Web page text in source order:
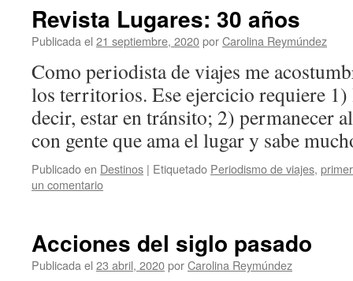
Revista Lugares: 30 años
Publicada el 21 septiembre, 2020porCarolina Reymúndez
Como periodista de viajes me
los territorios. Ese ejercicio requiere 1)
decir, estar en tránsito; 2) permanecer
con gente que ama el lugar y sabe
Publicado en Destinos | Etiquetado Periodismo de viajes,
un comentario
Acciones del siglo pasado
Publicada el 23 abril, 2020porCarolina Reymúndez